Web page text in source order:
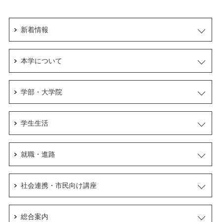
新着情報
本学について
学部・大学院
学生生活
就職・進路
社会連携・市民向け講座
総合案内